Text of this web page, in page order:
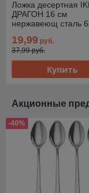
Ложка десертная
ДРАГОН 16 см
нержавеющ сталь
19,99 руб.
37,99 руб.
Купить
Акционные
-40%